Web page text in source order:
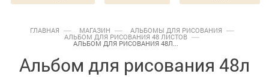
ГЛАВНАЯ МАГАЗИН АЛЬБОМЫ ДЛЯ РИСОВАНИЯ
АЛЬБОМ ДЛЯ РИСОВАНИЯ 48 ЛИСТОВ
АЛЬБОМ ДЛЯ РИСОВАНИЯ 48Л...
Альбом для рисования 48л